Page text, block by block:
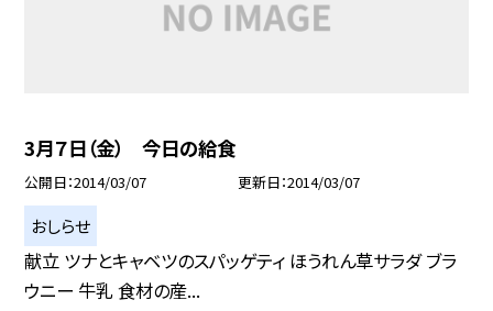
3月７日（金） 今日の給食
公開日 2014/03/07 更新日 2014/03/07
おしらせ
献立 ツナとキャベツのスパッゲティ ほうれん草サラダ ブラ
ウニー 牛乳 食材の産...